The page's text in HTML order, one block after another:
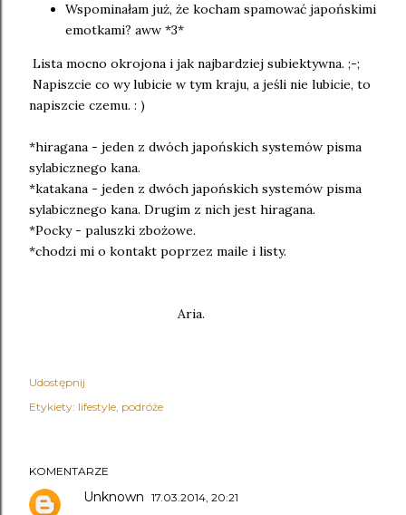
Wspominałam już, że kocham spamować japońskimi
emotkami? aww *3*
Lista mocno okrojona i jak najbardziej subiektywna. ;-;
Napiszcie co wy lubicie w tym kraju, a jeśli nie lubicie, to
napiszcie czemu. : )
*hiragana - jeden z dwóch japońskich systemów pisma
sylabicznego kana.
*katakana - jeden z dwóch japońskich systemów pisma
sylabicznego kana. Drugim z nich jest hiragana.
*Pocky - paluszki zbożowe.
*chodzi mi o kontakt poprzez maile i listy.
Aria.
Udostępnij
Etykiety: lifestyle podróże
KOMENTARZE
Unknown 17.03.2014, 20:21